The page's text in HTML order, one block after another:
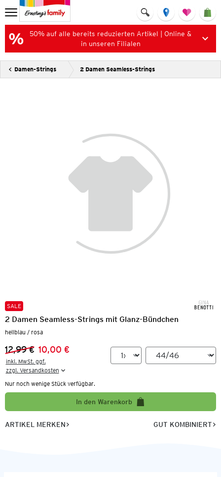
50% auf alle bereits reduzierten Artikel | Online &
in unseren Filialen
Damen-Strings 2 Damen Seamless-Strings
SALE
2 Damen Seamless-Strings mit Glanz-Bündchen
hellblau / rosa
Vorheriger Preis:
12,99 €
Neuer Preis:
10,00 €
inkl. MwSt. ggf.
zzgl. Versandkosten
Nur noch wenige Stück verfügbar.
In den Warenkorb
ARTIKEL MERKEN GUT KOMBINIERT